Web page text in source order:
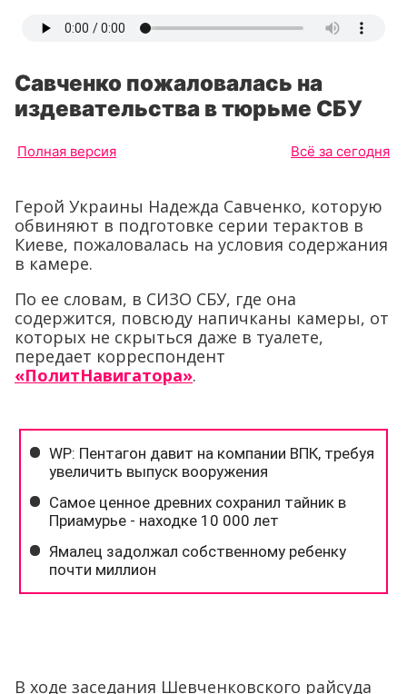
Савченко пожаловалась на
издевательства в тюрьме СБУ
Полная версия Всё за сегодня
Герой Украины Надежда Савченко, которую
обвиняют в подготовке серии терактов в
Киеве, пожаловалась на условия содержания
в камере.
По ее словам, в СИЗО СБУ, где она
содержится, повсюду напичканы камеры, от
которых не скрыться даже в туалете,
передает корреспондент
«ПолитНавигатора».
В ходе заседания Шевченковского райсуда